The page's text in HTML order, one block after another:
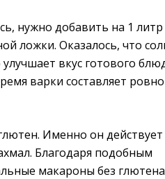
нужно добавить на 1 литр
ложки. Оказалось, что
вкус готового
варки составляет
Именно он действует
Благодаря подобным
макароны без глютена